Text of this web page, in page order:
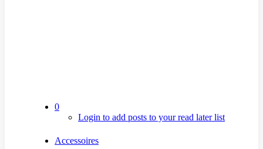
0
Login to add posts to your read later list
Accessoires